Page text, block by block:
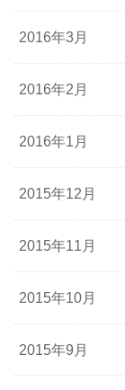
2016年3月
2016年2月
2016年1月
2015年12月
2015年11月
2015年10月
2015年9月